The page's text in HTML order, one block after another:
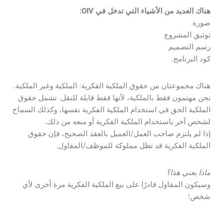
هناك العديد من الأشياء التي تدخل في OIV:
صورة
توثيق المشروع
رسم التصميم
كود البرنامج.
هناك مجموعتان من حقوق الملكية الفكرية: الملكية وغير الملكية.
نحن مهتمون فقط بالملكية، لأنها فقط قابلة للنقل. تشمل حقوق
الملكية الحق في استخدام الملكية الفكرية نفسها، وكذلك السماح
لشخص آخر باستخدام الملكية الفكرية أو منعه من ذلك.
إذا لم يلتزم صاحب العمل/العميل بالعقد الصحيح، فإن حقوق
الملكية الفكرية قد تظل مملوكة للموظف/المقاول.
ماذا يعني هذا؟
وسيكون المقاول قادرًا على بيع الملكية الفكرية مرة أخرى لأي
شخص؛